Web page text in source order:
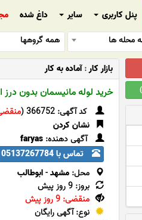
پنل کاربری سایر داغ شده
محله ها همه گروهها
بازار کار:آماده به کار
خرید لوله مانیسمان بدون درز
کد آگهی: 366752 (
نشان کردن
آگهی دهنده:faryas
تماس با 05137267784
محل:مشهد-ابوطالب
بروز: 9 روز پیش
منقضی: 9 روز پیش
نوع: آگهی رایگان